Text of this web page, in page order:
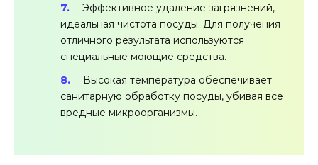
Эффективное удаление загрязнений,
идеальная чистота посуды. Для получения
отличного результата используются
специальные моющие средства.
Высокая температура обеспечивает
санитарную обработку посуды, убивая все
вредные микроорганизмы.